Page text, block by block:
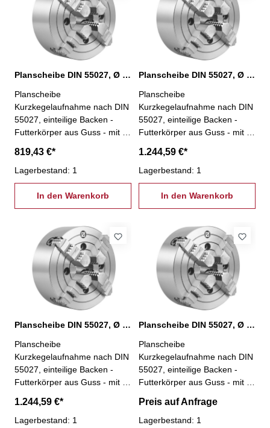
Planscheibe DIN 55027, Ø 400 mm, KK 8
Planscheibe
Kurzkegelaufnahme nach DIN
55027, einteilige Backen -
Futterkörper aus Guss - mit 4
besonders geeignet zum
Spannen von unregelmäßig
geformten Werkstücken- inkl.
je 1 Satz einteiliger
Umkehrbacken,
Befestigungsschrauben - Ø
400 mm, KK 8
819,43 €*
Lagerbestand: 1
In den Warenkorb
Planscheibe DIN 55027, Ø 500 mm, KK 11
Planscheibe
Kurzkegelaufnahme nach DIN
55027, einteilige Backen -
Futterkörper aus Guss - mit 4
besonders geeignet zum
Spannen von unregelmäßig
geformten Werkstücken- inkl.
je 1 Satz einteiliger
Umkehrbacken,
Befestigungsschrauben - Ø
500 mm, KK 11
1.244,59 €*
Lagerbestand: 1
In den Warenkorb
Planscheibe DIN 55027, Ø 500 mm, KK 8
Planscheibe
Kurzkegelaufnahme nach DIN
55027, einteilige Backen -
Futterkörper aus Guss - mit 4
besonders geeignet zum
Spannen von unregelmäßig
1.244,59 €*
Lagerbestand: 1
Planscheibe DIN 55027, Ø 630 mm, KK 11
Planscheibe
Kurzkegelaufnahme nach DIN
55027, einteilige Backen -
Futterkörper aus Guss - mit 4
besonders geeignet zum
Spannen von unregelmäßig
Preis auf Anfrage
Lagerbestand: 1